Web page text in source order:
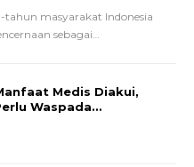
tahun masyarakat Indonesia
sebagai…
Medis Diakui,
Waspada…